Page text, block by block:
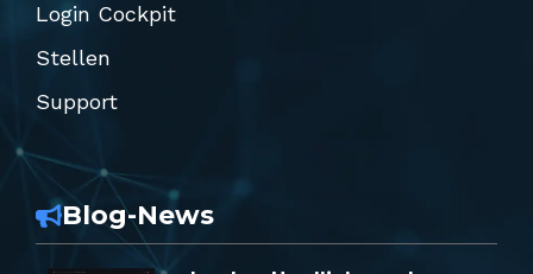
Login Cockpit
Stellen
Support
Blog-News